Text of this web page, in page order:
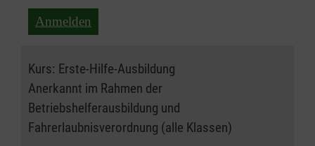
Anmelden
Kurs: Erste-Hilfe-Ausbildung
Anerkannt im Rahmen der
Betriebshelferausbildung und
Fahrerlaubnisverordnung (alle Klassen)